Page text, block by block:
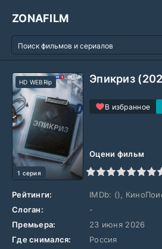
ZONAFILM
Эпикриз
В избранное
HD WEBRip
1 серия
Оцени фильм
1
2 5 7 8 9 10
Рейтинги: IMDb: (),
Слоган:
-
Премьера:
23 июня 2026
Где снимался:
Россия